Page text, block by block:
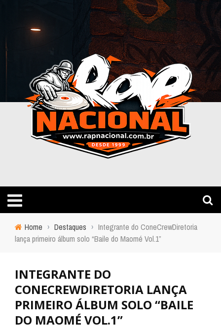
Home › Destaques › Integrante do ConeCrewDiretoria
lança primeiro álbum solo “Baile do Maomé Vol.1”
INTEGRANTE DO
CONECREWDIRETORIA LANÇA
PRIMEIRO ÁLBUM SOLO “BAILE
DO MAOMÉ VOL.1”